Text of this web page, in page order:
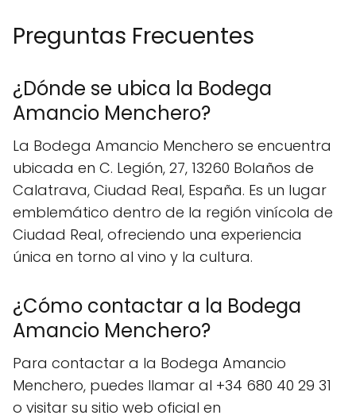
Preguntas Frecuentes
¿Dónde se ubica la Bodega
Amancio Menchero?
La Bodega Amancio Menchero se encuentra
ubicada en C. Legión, 27, 13260 Bolaños de
Calatrava, Ciudad Real, España. Es un lugar
emblemático dentro de la región vinícola de
Ciudad Real, ofreciendo una experiencia
única en torno al vino y la cultura.
¿Cómo contactar a la Bodega
Amancio Menchero?
Para contactar a la Bodega Amancio
Menchero, puedes llamar al +34 680 40 29 31
o visitar su sitio web oficial en